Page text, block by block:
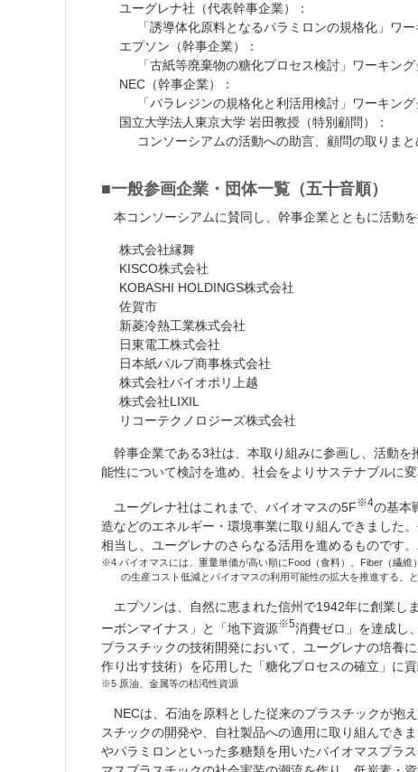
ユーグレナ社（代表幹事企業）：
「誘導体化原料となるパラミロンの規格化」ワ
エプソン（幹事企業）：
「古紙等廃棄物の糖化プロセス検討」ワーキン
NEC（幹事企業）：
「パラレジンの規格化と利活用検討」ワーキン
国立大学法人東京大学 岩田教授（特別顧問）：
コンソーシアムの活動への助言、顧問の取りまと
■一般参画企業・団体一覧（五十音順）
本コンソーシアムに賛同し、幹事企業とともに活動
株式会社縁舞
KISCO株式会社
KOBASHI HOLDINGS株式会社
佐賀市
新菱冷熱工業株式会社
日東電工株式会社
日本紙パルプ商事株式会社
株式会社バイオポリ上越
株式会社LIXIL
リコーテクノロジーズ株式会社
幹事企業である3社は、本取り組みに参画し、活動
能性について検討を進め、社会をよりサステナブルに
ユーグレナ社はこれまで、バイオマスの5F※4の基本
造などのエネルギー・環境事業に取り組んできました
相当し、ユーグレナのさらなる活用を進めるものです
※4 バイオマスには、重量単価が高い順にFood（食料）、Fiber（繊
の生産コスト低減とバイオマスの利用可能性の拡大を推進する、
エプソンは、自然に恵まれた信州で1942年に創業し
ーボンマイナス」と「地下資源※5消費ゼロ」を達成し
プラスチックの技術開発において、ユーグレナの培養
作り出す技術）を応用した「糖化プロセスの確立」に貢
※5 原油、金属等の枯渇性資源
NECは、石油を原料とした従来のプラスチックが抱
スチックの開発や、自社製品への適用に取り組んでき
やパラミロンといった多糖類を用いたバイオマスプラ